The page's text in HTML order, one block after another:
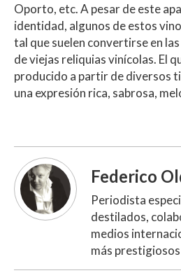
Oporto, etc. A pesar de este
identidad, algunos de estos
tal que suelen convertirse en
de viejas reliquias vinícolas. El
producido a partir de diversos
una expresión rica, sabrosa,
Federico
Periodista
destilados,
medios
más